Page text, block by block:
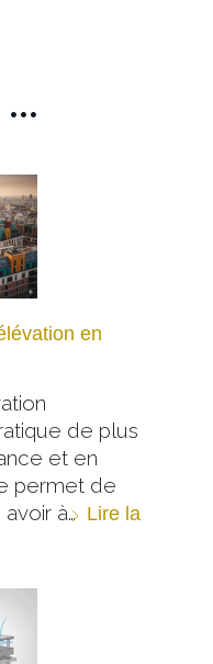
en
de plus
et en
permet de
à… Lire la